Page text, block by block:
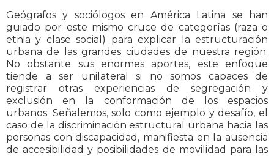
Geógrafos y sociólogos en América Latina se han
guiado por este mismo cruce de categorías (raza o
etnia y clase social) para explicar la estructuración
urbana de las grandes ciudades de nuestra región.
No obstante sus enormes aportes, este enfoque
tiende a ser unilateral si no somos capaces de
registrar otras experiencias de segregación y
exclusión en la conformación de los espacios
urbanos. Señalemos, solo como ejemplo y desafío, el
caso de la discriminación estructural urbana hacia las
personas con discapacidad, manifiesta en la ausencia
de accesibilidad y posibilidades de movilidad para las